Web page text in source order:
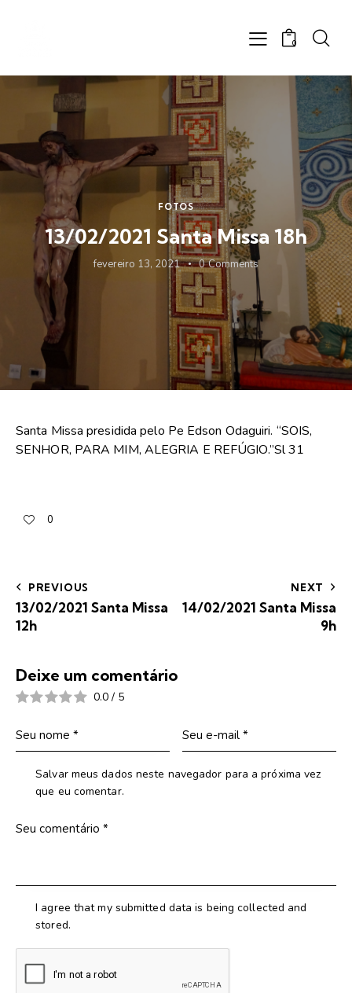
0
FOTOS
13/02/2021 Santa Missa 18h
fevereiro 13, 2021 0 Comments
Santa Missa presidida pelo Pe Edson Odaguiri. “SOIS,
SENHOR, PARA MIM, ALEGRIA E REFÚGIO.”Sl 31
0
PREVIOUS
13/02/2021 Santa Missa
12h
NEXT
14/02/2021 Santa Missa
9h
Deixe um comentário
0.0 / 5
Salvar meus dados neste navegador para a próxima vez
que eu comentar.
I agree that my submitted data is being collected and
stored.